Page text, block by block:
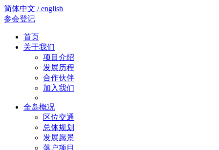
简体中文 / english
参会登记
首页
关于我们
项目介绍
发展历程
合作伙伴
加入我们
全岛概况
区位交通
总体规划
发展愿景
落户项目